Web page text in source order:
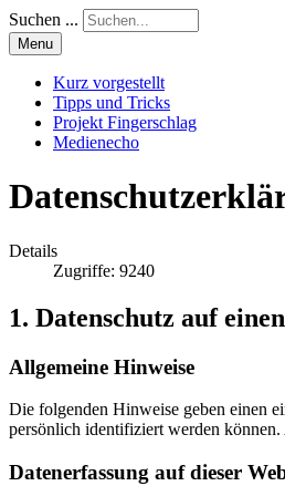
Suchen ...
Menu
Kurz vorgestellt
Tipps und Tricks
Projekt Fingerschlag
Medienecho
Details
Zugriffe: 9240
1. Datenschutz auf
Allgemeine Hinweise
Die folgenden Hinweise geben einen
persönlich identifiziert werden
Datenerfassung auf dieser